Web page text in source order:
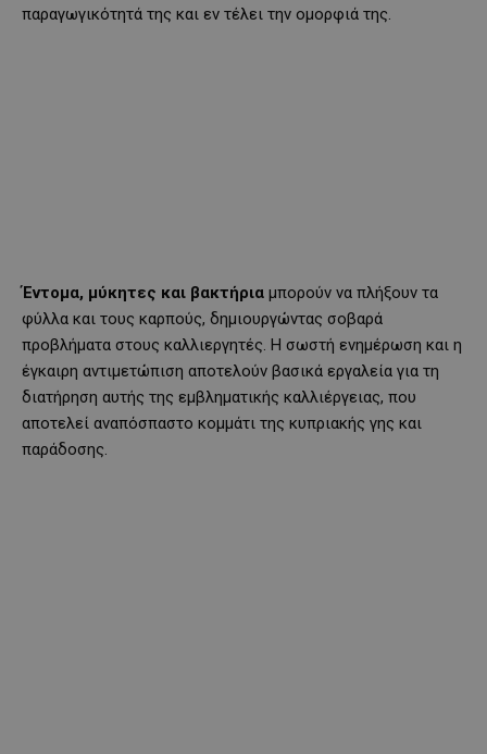
παραγωγικότητά της και εν τέλει την ομορφιά της.
Έντομα, μύκητες και βακτήρια μπορούν να πλήξουν τα
φύλλα και τους καρπούς, δημιουργώντας σοβαρά
προβλήματα στους καλλιεργητές. Η σωστή ενημέρωση και η
έγκαιρη αντιμετώπιση αποτελούν βασικά εργαλεία για τη
διατήρηση αυτής της εμβληματικής καλλιέργειας, που
αποτελεί αναπόσπαστο κομμάτι της κυπριακής γης και
παράδοσης.